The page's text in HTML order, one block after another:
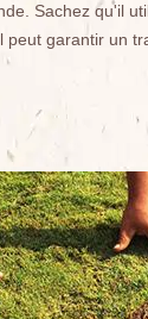
Sachez qu'il
peut garantir un